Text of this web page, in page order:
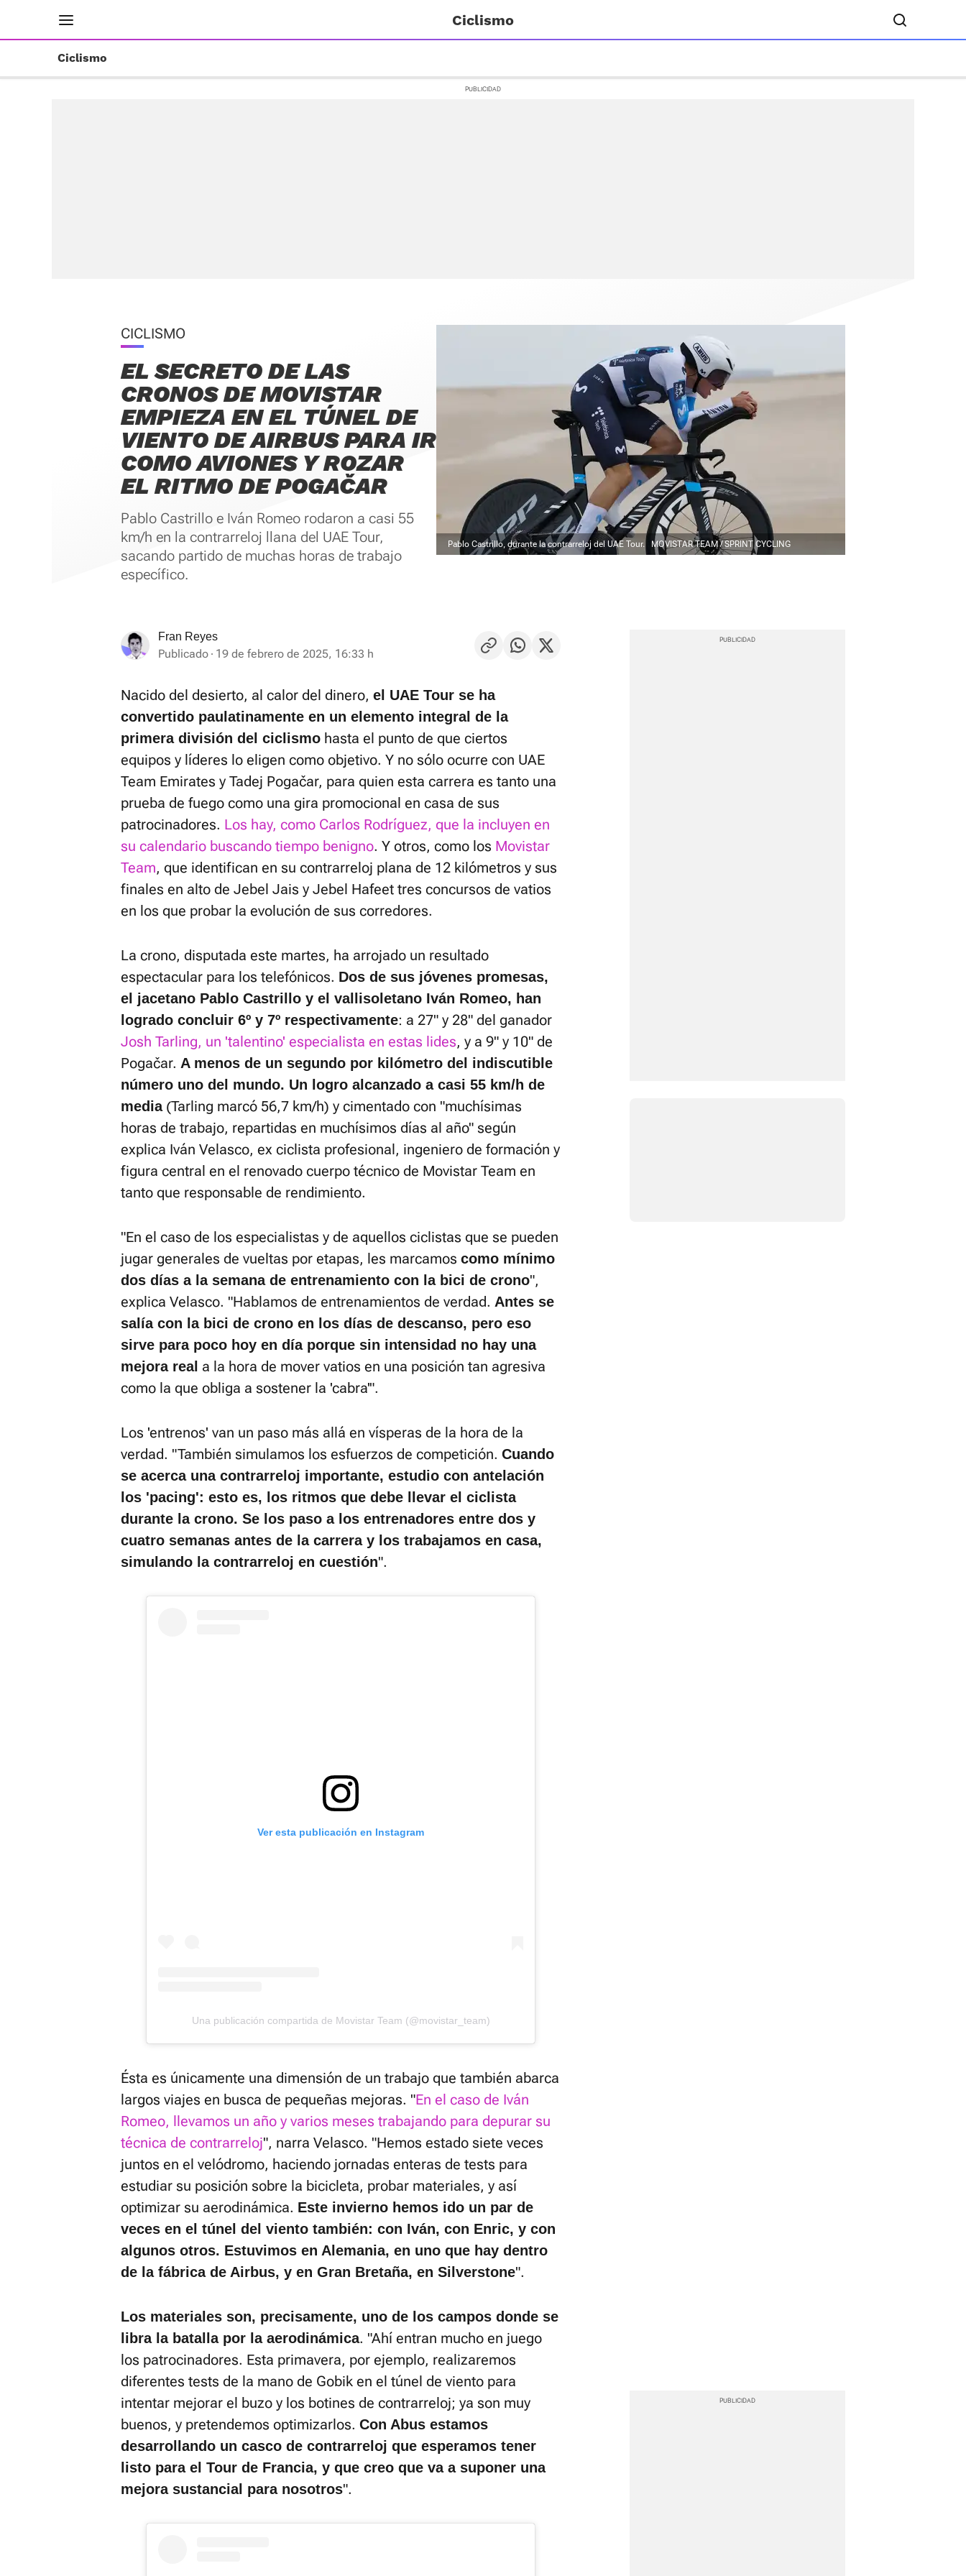
Ciclismo
Ciclismo
CICLISMO
EL SECRETO DE LAS
CRONOS DE MOVISTAR
EMPIEZA EN EL TÚNEL DE
VIENTO DE AIRBUS PARA IR
COMO AVIONES Y ROZAR
EL RITMO DE POGAČAR
Pablo Castrillo e Iván Romeo rodaron a casi 55
km/h en la contrarreloj llana del UAE Tour,
sacando partido de muchas horas de trabajo
específico.
Pablo Castrillo, durante la contrarreloj del UAE Tour. MOVISTAR TEAM / SPRINT CYCLING
Fran Reyes
Publicado 19 de febrero de 2025, 16:33 h
Nacido del desierto, al calor del dinero, el UAE Tour se ha
convertido paulatinamente en un elemento integral de la
primera división del ciclismo hasta el punto de que ciertos
equipos y líderes lo eligen como objetivo. Y no sólo ocurre con UAE
Team Emirates y Tadej Pogačar, para quien esta carrera es tanto una
prueba de fuego como una gira promocional en casa de sus
patrocinadores. Los hay, como Carlos Rodríguez, que la incluyen en
su calendario buscando tiempo benigno. Y otros, como los Movistar
Team, que identifican en su contrarreloj plana de 12 kilómetros y sus
finales en alto de Jebel Jais y Jebel Hafeet tres concursos de vatios
en los que probar la evolución de sus corredores.
La crono, disputada este martes, ha arrojado un resultado
espectacular para los telefónicos. Dos de sus jóvenes promesas,
el jacetano Pablo Castrillo y el vallisoletano Iván Romeo, han
logrado concluir 6º y 7º respectivamente: a 27" y 28" del ganador
Josh Tarling, un 'talentino' especialista en estas lides, y a 9" y 10" de
Pogačar. A menos de un segundo por kilómetro del indiscutible
número uno del mundo. Un logro alcanzado a casi 55 km/h de
media(Tarling marcó 56,7 km/h) y cimentado con "muchísimas
horas de trabajo, repartidas en muchísimos días al año" según
explica Iván Velasco, ex ciclista profesional, ingeniero de formación y
figura central en el renovado cuerpo técnico de Movistar Team en
tanto que responsable de rendimiento.
"En el caso de los especialistas y de aquellos ciclistas que se pueden
jugar generales de vueltas por etapas, les marcamos como mínimo
dos días a la semana de entrenamiento con la bici de crono",
explica Velasco. "Hablamos de entrenamientos de verdad. Antes se
salía con la bici de crono en los días de descanso, pero eso
sirve para poco hoy en día porque sin intensidad no hay una
mejora real a la hora de mover vatios en una posición tan agresiva
como la que obliga a sostener la 'cabra'".
Los 'entrenos' van un paso más allá en vísperas de la hora de la
verdad. "También simulamos los esfuerzos de competición. Cuando
se acerca una contrarreloj importante, estudio con antelación
los 'pacing': esto es, los ritmos que debe llevar el ciclista
durante la crono. Se los paso a los entrenadores entre dos y
cuatro semanas antes de la carrera y los trabajamos en casa,
simulando la contrarreloj en cuestión".
Ver esta publicación en Instagram
Una publicación compartida de Movistar Team (@movistar_team)
Ésta es únicamente una dimensión de un trabajo que también abarca
largos viajes en busca de pequeñas mejoras. "En el caso de Iván
Romeo, llevamos un año y varios meses trabajando para depurar su
técnica de contrarreloj", narra Velasco. "Hemos estado siete veces
juntos en el velódromo, haciendo jornadas enteras de tests para
estudiar su posición sobre la bicicleta, probar materiales, y así
optimizar su aerodinámica. Este invierno hemos ido un par de
veces en el túnel del viento también: con Iván, con Enric, y con
algunos otros. Estuvimos en Alemania, en uno que hay dentro
de la fábrica de Airbus, y en Gran Bretaña, en Silverstone".
Los materiales son, precisamente, uno de los campos donde se
libra la batalla por la aerodinámica. "Ahí entran mucho en juego
los patrocinadores. Esta primavera, por ejemplo, realizaremos
diferentes tests de la mano de Gobik en el túnel de viento para
intentar mejorar el buzo y los botines de contrarreloj; ya son muy
buenos, y pretendemos optimizarlos. Con Abus estamos
desarrollando un casco de contrarreloj que esperamos tener
listo para el Tour de Francia, y que creo que va a suponer una
mejora sustancial para nosotros".